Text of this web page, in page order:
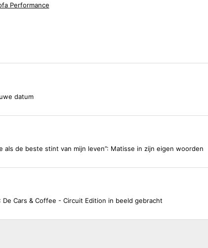
datum
als de beste stint van mijn leven”: Matisse in zijn eigen woorden
De Cars & Coffee - Circuit Edition in beeld gebracht